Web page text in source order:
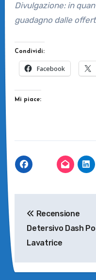
Divulgazione: in
guadagno dalle
Condividi:
Facebook
Mi piace:
articoli
Recensione
Detersivo Dash
Lavatrice